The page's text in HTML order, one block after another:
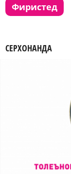
фиристед
СЕРХОНАНДА